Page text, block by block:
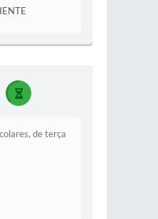
de terça